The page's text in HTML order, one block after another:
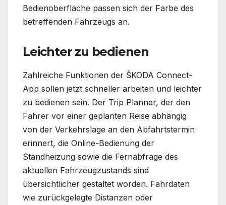
Bedienoberfläche passen sich der Farbe des
betreffenden Fahrzeugs an.
Leichter zu bedienen
Zahlreiche Funktionen der ŠKODA Connect-
App sollen jetzt schneller arbeiten und leichter
zu bedienen sein. Der Trip Planner, der den
Fahrer vor einer geplanten Reise abhängig
von der Verkehrslage an den Abfahrtstermin
erinnert, die Online-Bedienung der
Standheizung sowie die Fernabfrage des
aktuellen Fahrzeugzustands sind
übersichtlicher gestaltet worden. Fahrdaten
wie zurückgelegte Distanzen oder